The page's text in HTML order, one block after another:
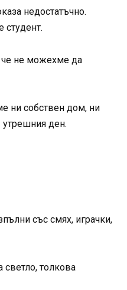
недостатъчно.
студент.
че не можехме да
ни собствен дом, ни
утрешния ден.
със смях, играчки,
толкова